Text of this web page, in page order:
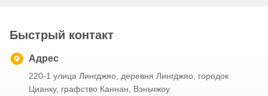
Быстрый контакт
Адрес
220-1 улица Лингджяо, деревня Лингджяо, городок
Цианку, графство Каннан, Вэньчжоу